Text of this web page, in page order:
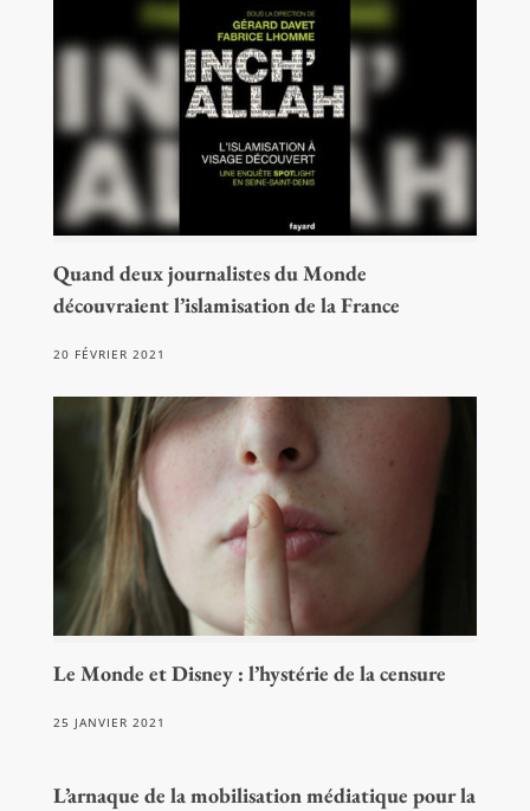
Quand deux journalistes du Monde
découvraient l’islamisation de la France
20 FÉVRIER 2021
Le Monde et Disney : l’hystérie de la censure
25 JANVIER 2021
L’arnaque de la mobilisation médiatique pour la